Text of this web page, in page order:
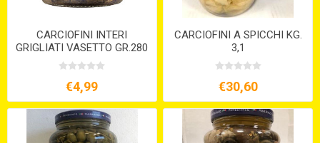
CARCIOFINI INTERI
GRIGLIATI VASETTO GR.280
€4,99
CARCIOFINI A SPICCHI KG.
3,1
€30,60